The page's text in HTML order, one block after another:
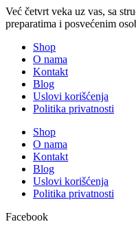
Već četvrt veka uz vas, sa
preparatima i posvećenim
Shop
O nama
Kontakt
Blog
Uslovi korišćenja
Politika privatnosti
Shop
O nama
Kontakt
Blog
Uslovi korišćenja
Politika privatnosti
Facebook